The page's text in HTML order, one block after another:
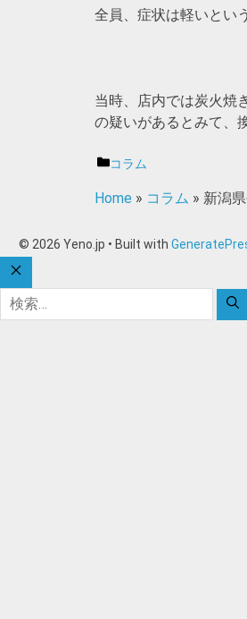
全員、症状は軽いとい
当時、店内では炭火焼
の疑いがあるとみて、
カ
ゴ
ー
コラム
Home» コラム » 新潟
© 2026 Yeno.jp • Built with
CLOSE
検
索: